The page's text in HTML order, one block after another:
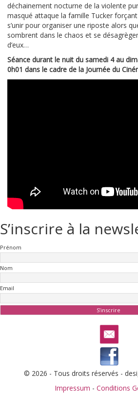
déchainement nocturne de la violente
masqué attaque la famille Tucker
s’unir pour organiser une riposte alors
sombrent dans le chaos et se
d’eux…
Séance durant le nuit du samedi 4 au
0h01 dans le cadre de la Journée du
S’inscrire à la
Prénom
Nom
Email
© 2026 - Tous droits réservés -
Impressum - Conditions